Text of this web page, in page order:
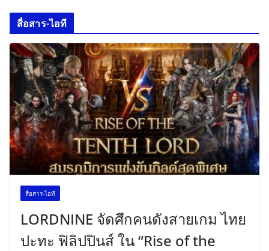
สื่อสาร-ไอที
สื่อสาร-ไอที
LORDNINE จัดศึกคนดังสายเกม ไทย
ปะทะ ฟิลิปปินส์ ใน “Rise of the